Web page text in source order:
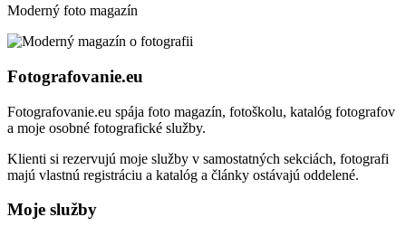
Moderný foto magazín
Fotografovanie.eu
Fotografovanie.eu spája foto magazín, fotoškolu, katalóg fotografov
a moje osobné fotografické služby.
Klienti si rezervujú moje služby v samostatných sekciách, fotografi
majú vlastnú registráciu a katalóg a články ostávajú oddelené.
Moje služby